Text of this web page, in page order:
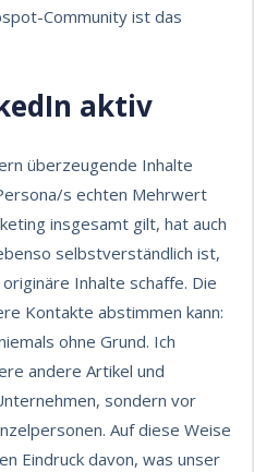
Community ist das
aktiv
überzeugende Inhalte
s echten Mehrwert
insgesamt gilt, hat auch
selbstverständlich ist,
Inhalte schaffe. Die
Kontakte abstimmen kann:
ohne Grund. Ich
andere Artikel und
sondern vor
Auf diese Weise
Eindruck davon, was unser